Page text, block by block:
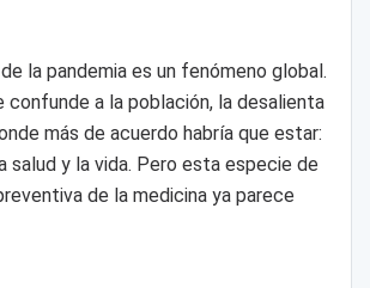
la pandemia es un fenómeno global.
confunde a la población, la desalienta
más de acuerdo habría que estar:
salud y la vida. Pero esta especie de
de la medicina ya parece